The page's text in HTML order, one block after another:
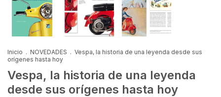
Inicio . NOVEDADES . Vespa, la historia de una leyenda desde sus
orígenes hasta hoy
Vespa, la historia de una leyenda
desde sus orígenes hasta hoy